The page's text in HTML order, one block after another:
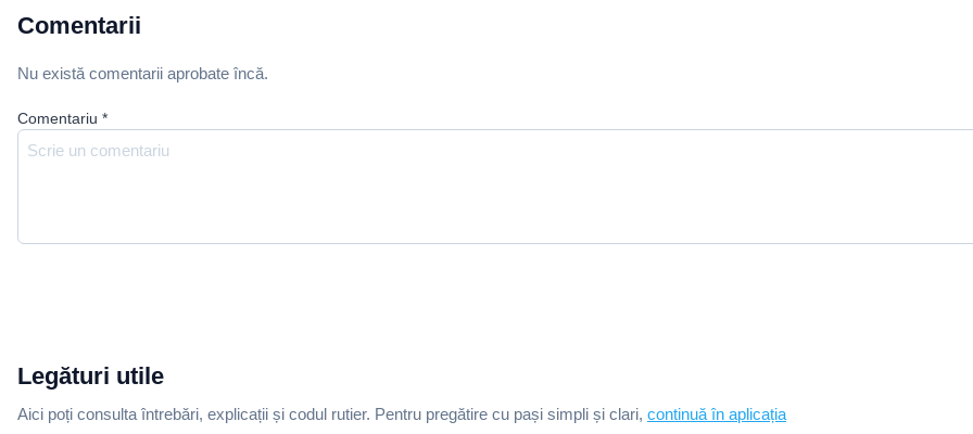
Comentarii
Nu există comentarii aprobate încă.
Comentariu *
Legături utile
Aici poți consulta întrebări, explicații și codul rutier. Pentru pregătire cu pași simpli și clari, continuă în aplicația